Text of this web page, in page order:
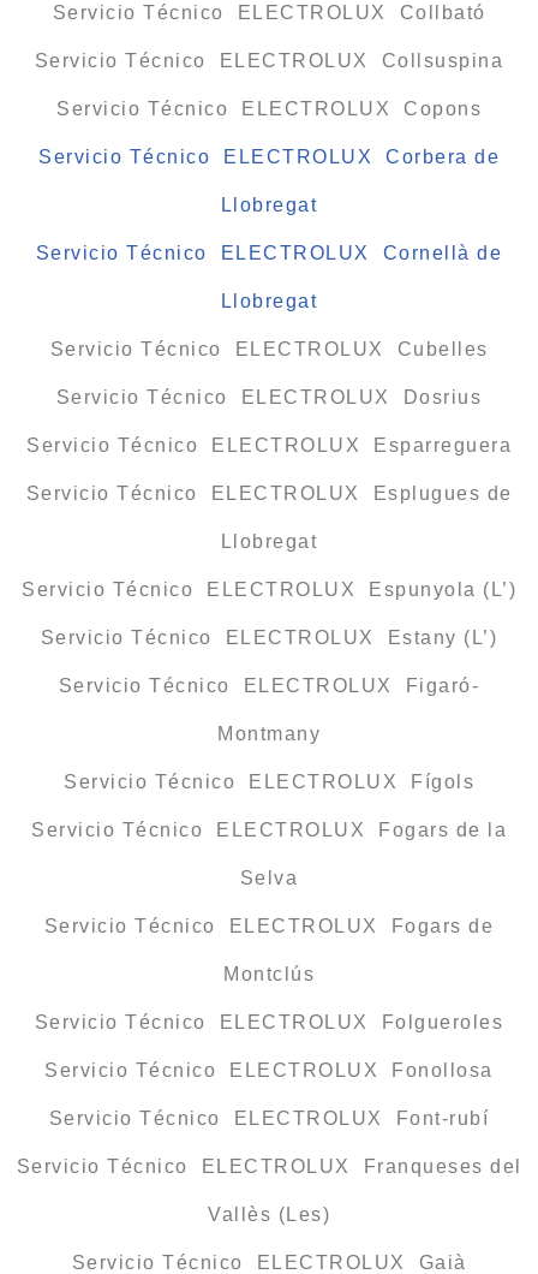
Servicio Técnico ELECTROLUX Collbató
Servicio Técnico ELECTROLUX Collsuspina
Servicio Técnico ELECTROLUX Copons
Servicio Técnico ELECTROLUX Corbera de
Llobregat
Servicio Técnico ELECTROLUX Cornellà de
Llobregat
Servicio Técnico ELECTROLUX Cubelles
Servicio Técnico ELECTROLUX Dosrius
Servicio Técnico ELECTROLUX Esparreguera
Servicio Técnico ELECTROLUX Esplugues de
Llobregat
Servicio Técnico ELECTROLUX Espunyola (L’)
Servicio Técnico ELECTROLUX Estany (L’)
Servicio Técnico ELECTROLUX Figaró-
Montmany
Servicio Técnico ELECTROLUX Fígols
Servicio Técnico ELECTROLUX Fogars de la
Selva
Servicio Técnico ELECTROLUX Fogars de
Montclús
Servicio Técnico ELECTROLUX Folgueroles
Servicio Técnico ELECTROLUX Fonollosa
Servicio Técnico ELECTROLUX Font-rubí
Servicio Técnico ELECTROLUX Franqueses del
Vallès (Les)
Servicio Técnico ELECTROLUX Gaià